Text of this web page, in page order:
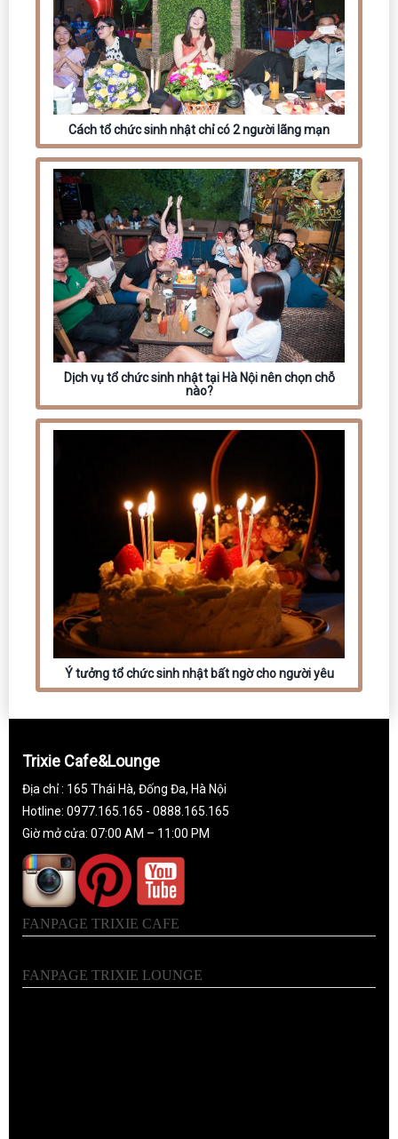
Cách tổ chức sinh nhật chỉ có 2 người lãng mạn
Dịch vụ tổ chức sinh nhật tại Hà Nội nên chọn chỗ
nào?
Ý tưởng tổ chức sinh nhật bất ngờ cho người yêu
Trixie Cafe&Lounge
Địa chỉ : 165 Thái Hà, Đống Đa, Hà Nội
Hotline: 0977.165.165 - 0888.165.165
Giờ mở cửa: 07:00 AM – 11:00 PM
FANPAGE TRIXIE CAFE
FANPAGE TRIXIE LOUNGE